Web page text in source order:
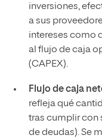
inversiones,
a sus
intereses como
al flujo de caja
(CAPEX).
Flujo de caja
refleja qué
tras cumplir con
de deudas). Se